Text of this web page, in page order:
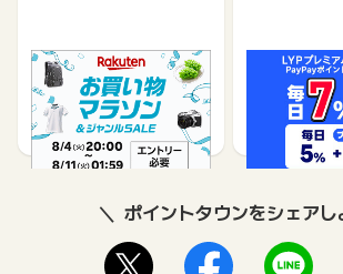
楽天市場
1%
Yahoo!ショ
1%
ポイントタウンをシェアし